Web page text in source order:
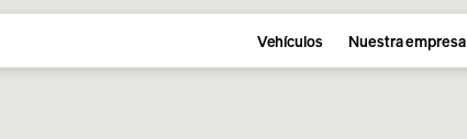
Vehículos Nuestra empresa